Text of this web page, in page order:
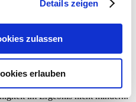
Details zeigen
zulassen
erlauben
als Sonderausgaben
der Leistungsfähigkeit
es, Aufwendungen vom
zweckgebundenen
ersetzt werden und damit die
im Ergebnis nicht mindern.